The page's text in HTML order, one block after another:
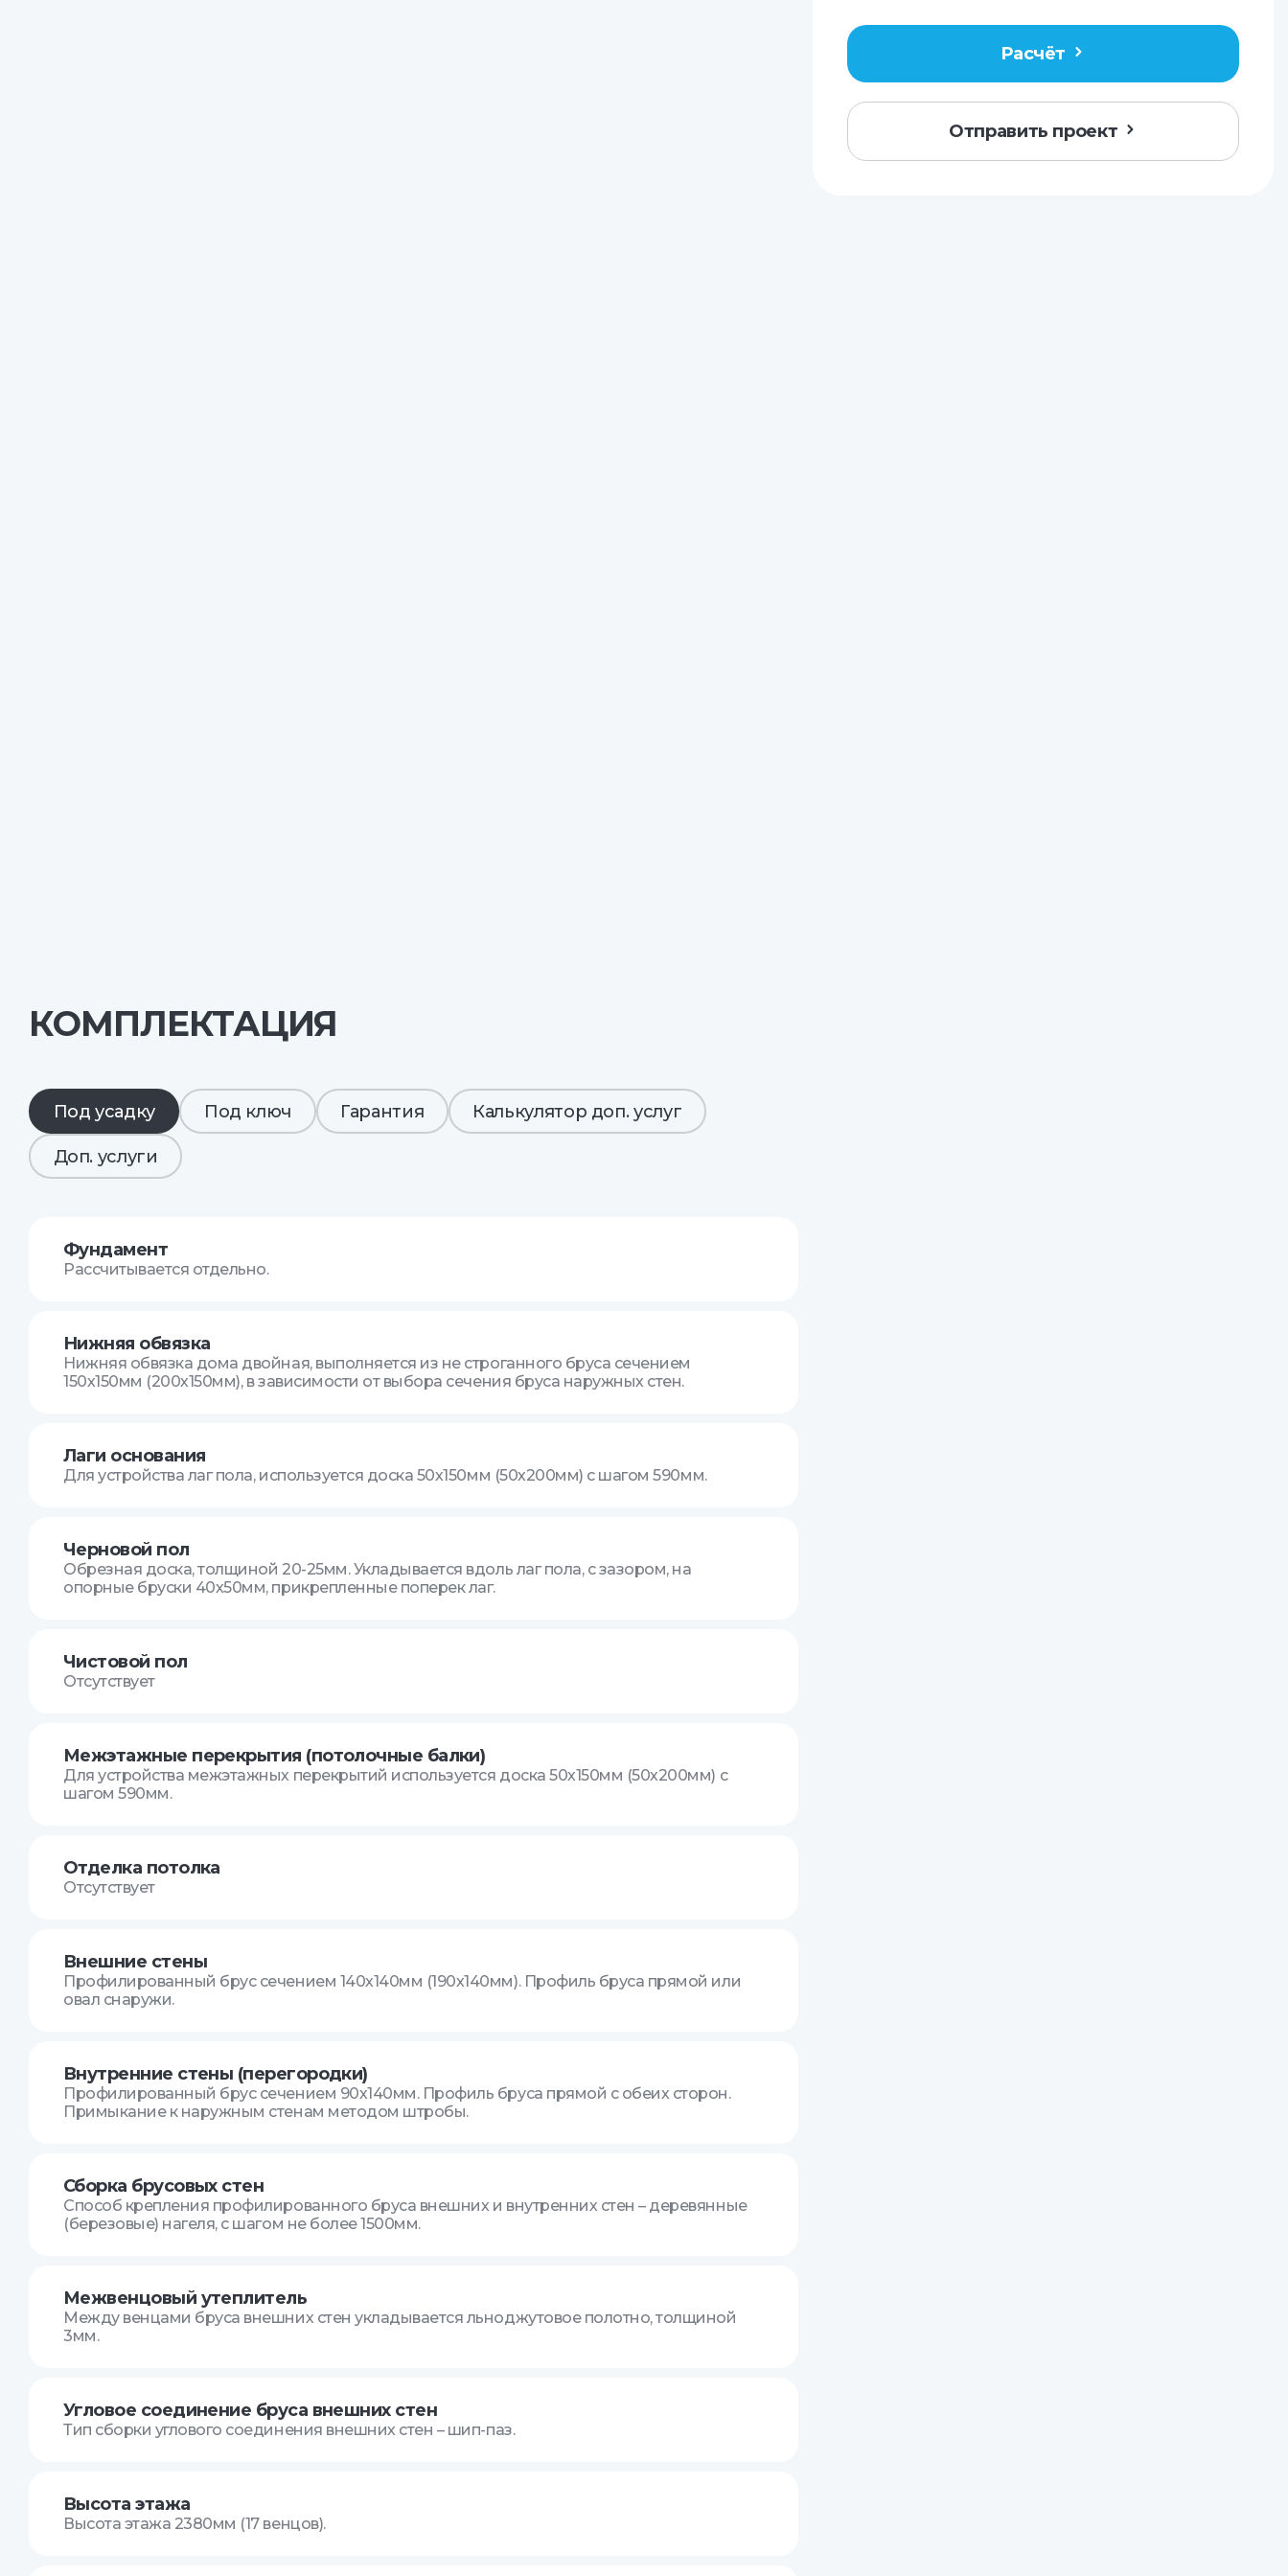
КОМПЛЕКТАЦИЯ
Под усадку Под ключ Гарантия Калькулятор доп. услуг
Доп. услуги
Фундамент
Рассчитывается отдельно.
Нижняя обвязка
Нижняя обвязка дома двойная, выполняется из не строганного бруса сечением
150х150мм (200х150мм), в зависимости от выбора сечения бруса наружных стен.
Лаги основания
Для устройства лаг пола, используется доска 50х150мм (50х200мм) с шагом 590мм.
Черновой пол
Обрезная доска, толщиной 20-25мм. Укладывается вдоль лаг пола, с зазором, на
опорные бруски 40х50мм, прикрепленные поперек лаг.
Чистовой пол
Отсутствует
Межэтажные перекрытия (потолочные балки)
Для устройства межэтажных перекрытий используется доска 50х150мм (50х200мм) с
шагом 590мм.
Отделка потолка
Отсутствует
Внешние стены
Профилированный брус сечением 140х140мм (190х140мм). Профиль бруса прямой или
овал снаружи.
Внутренние стены (перегородки)
Профилированный брус сечением 90х140мм. Профиль бруса прямой с обеих сторон.
Примыкание к наружным стенам методом штробы.
Сборка брусовых стен
Способ крепления профилированного бруса внешних и внутренних стен – деревянные
(березовые) нагеля, с шагом не более 1500мм.
Межвенцовый утеплитель
Между венцами бруса внешних стен укладывается льноджутовое полотно, толщиной
3мм.
Угловое соединение бруса внешних стен
Тип сборки углового соединения внешних стен – шип-паз.
Высота этажа
Высота этажа 2380мм (17 венцов).
Расчёт
Отправить проект